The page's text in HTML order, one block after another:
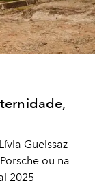
Gueissaz
ou na
2025